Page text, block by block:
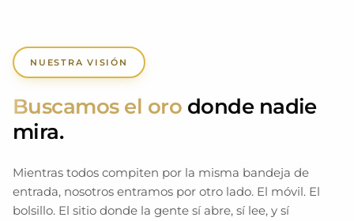
NUESTRA VISIÓN
Buscamos el oro donde nadie
mira.
Mientras todos compiten por la misma bandeja de
entrada, nosotros entramos por otro lado. El móvil. El
bolsillo. El sitio donde la gente sí abre, sí lee, y sí